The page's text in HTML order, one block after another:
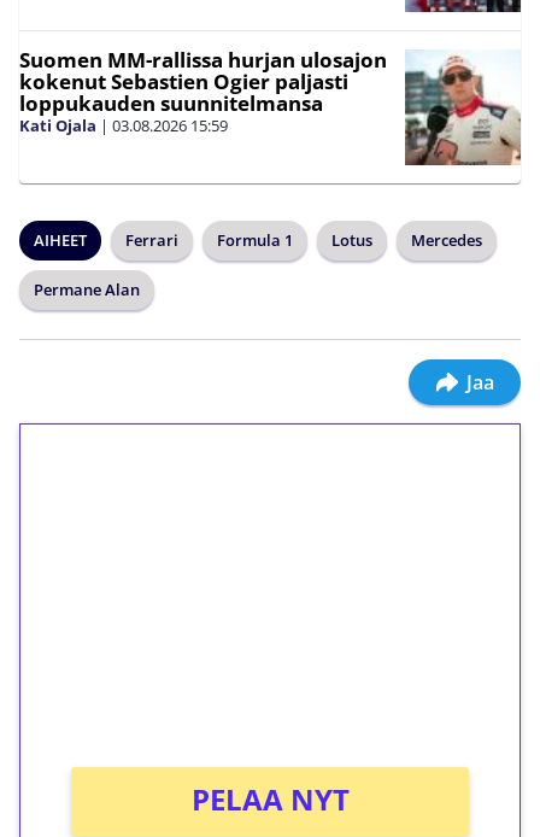
Suomen MM-rallissa hurjan ulosajon
kokenut Sebastien Ogier paljasti
loppukauden suunnitelmansa
Kati Ojala | 03.08.2026 15:59
AIHEET Ferrari Formula 1 Lotus Mercedes
Permane Alan
Jaa
PELAA NYT